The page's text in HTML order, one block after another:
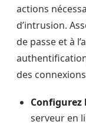
actions
d’intrusion.
de passe et à
des
Configurez
serveur en